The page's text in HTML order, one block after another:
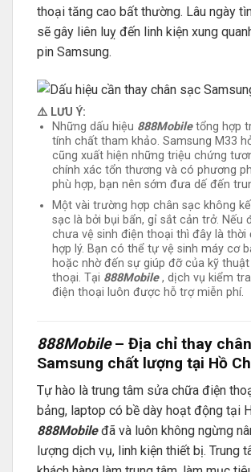
thoại tăng cao bất thường. Lâu ngày
sẽ gây liên luỵ đến linh kiện xung
pin Samsung.
⚠️ LƯU Ý:
Những dấu hiệu 888Mobiletổng hợp
tính chất tham khảo. Samsung M33
cũng xuất hiện những triệu chứng
chính xác tổn thương và có phương
phù hợp, bạn nên sớm đưa dế đến
Một vài trường hợp chân sạc không
sạc là bởi bụi bẩn, gỉ sắt cản trở. Nếu
chưa vệ sinh điện thoại thì đây là thời
hợp lý. Bạn có thể tự vệ sinh máy cơ
hoặc nhờ đến sự giúp đỡ của kỹ
thoại. Tại 888Mobile, dịch vụ kiểm
điện thoại luôn được hỗ trợ miễn phí.
888Mobile– Địa chỉ thay
Samsung chất lượng tại Hồ
Tự hào là trung tâm sửa chữa điện
bảng, laptop có bề dày hoạt động tại
888Mobileđã và luôn không ngừng
lượng dịch vụ, linh kiện thiết bị. Trung